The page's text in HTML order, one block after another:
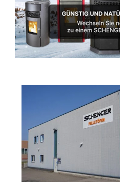
PRODUCTS
SEARCH